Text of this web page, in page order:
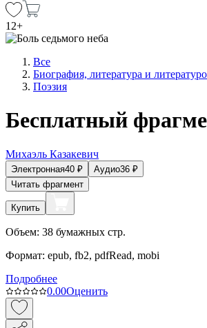
12+
Все
Биография, литература и
Поэзия
Бесплатный
Михаэль Казакевич
Электронная40 ₽ Аудио36 ₽
Читать фрагмент
Купить
Объем: 38 бумажных стр.
Формат: epub, fb2, pdfRead, mobi
Подробнее
0.00Оценить